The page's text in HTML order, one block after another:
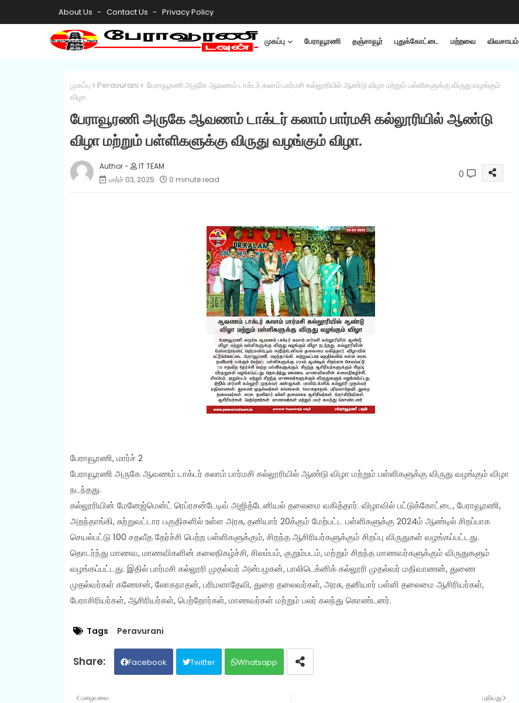
About Us Contact Us Privacy Policy
முகப்பு பேராவூரணி தஞ்சாவூர் புதுக்கோட்டை மற்றவை விவசாயம்
முகப்பு Peravurani
பேராவூரணி அருகே ஆவணம் டாக்டர் கலாம் பார்மசி கல்லூரியில் ஆண்டு விழா மற்றும் பள்ளிகளுக்கு விருது வழங்கும்
விழா.
பேராவூரணி அருகே ஆவணம் டாக்டர் கலாம் பார்மசி கல்லூரியில் ஆண்டு
விழா மற்றும் பள்ளிகளுக்கு விருது வழங்கும் விழா.
IT TEAM
மார்ச் 03, 2025
0 minute read 0
பேராவூரணி, மார்ச் 2
பேராவூரணி அருகே ஆவணம் டாக்டர் கலாம் பார்மசி கல்லூரியில் ஆண்டு விழா மற்றும் பள்ளிகளுக்கு விருது வழங்கும் விழா
நடந்தது.
கல்லூரியின் மேனேஜ்மென்ட் ரெப்ரசன்டேடிவ் அஜித்டேனியல் தலைமை வகித்தார். விழாவில் பட்டுக்கோட்டை, பேராவூரணி,
அறந்தாங்கி, சுற்றுவட்டார பகுதிகளில் உள்ள அரசு, தனியார் 20க்கும் மேற்பட்ட பள்ளிகளுக்கு 2024ம் ஆண்டில் சிறப்பாக
செயல்பட்டு 100 சதவீத தேர்ச்சி பெற்ற பள்ளிகளுக்கும், சிறந்த ஆசிரியர்களுக்கும் சிறப்பு விருதுகள் வழங்கப்பட்டது.
தொடர்ந்து மாணவ, மாணவிகளின் கலைநிகழ்ச்சி, சிலம்பம், குறும்படம், மற்றும் சிறந்த மாணவர்களுக்கும் விருதுகளும்
வழங்கப்பட்டது. இதில் பார்மசி கல்லூரி முதல்வர் அன்பழகன், பாலிடெக்னிக் கல்லூரி முதல்வர் மதிவாணன், துணை
முதல்வர்கள் கணேசன், லோகநாதன், பரிமளாதேவி, துறை தலைவர்கள், அரசு, தனியார் பள்ளி தலைமை ஆசிரியர்கள்,
பேராசிரியர்கள், ஆசிரியர்கள், பெற்றோர்கள், மாணவர்கள் மற்றும் பலர் கலந்து கொண்டனர்.
Tags Peravurani
Facebook Twitter Whatsapp
புதியது
பழையவை